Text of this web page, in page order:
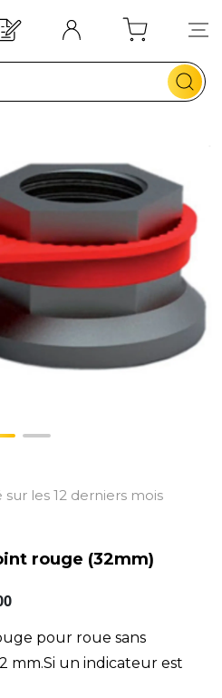
: 20€ offerts !
plus
les 12 derniers mois
rouge (32mm)
pour roue sans
mm.Si un indicateur est
!> Faible coût : sans